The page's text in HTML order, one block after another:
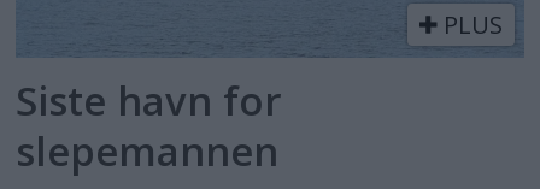
PLUS
Siste havn for
slepemannen